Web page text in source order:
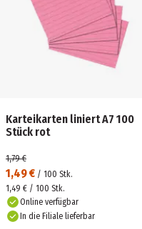
Karteikarten liniert A7 100
Stück rot
1,49 € / 100 Stk.
1,79 €
1,49 € / 100 Stk.
Online verfügbar
In die Filiale lieferbar